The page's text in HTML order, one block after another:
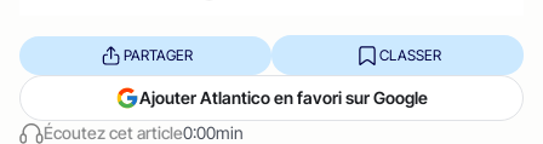
Écoutez cet article0:00min
PARTAGER CLASSER
Ajouter Atlantico en favori sur Google